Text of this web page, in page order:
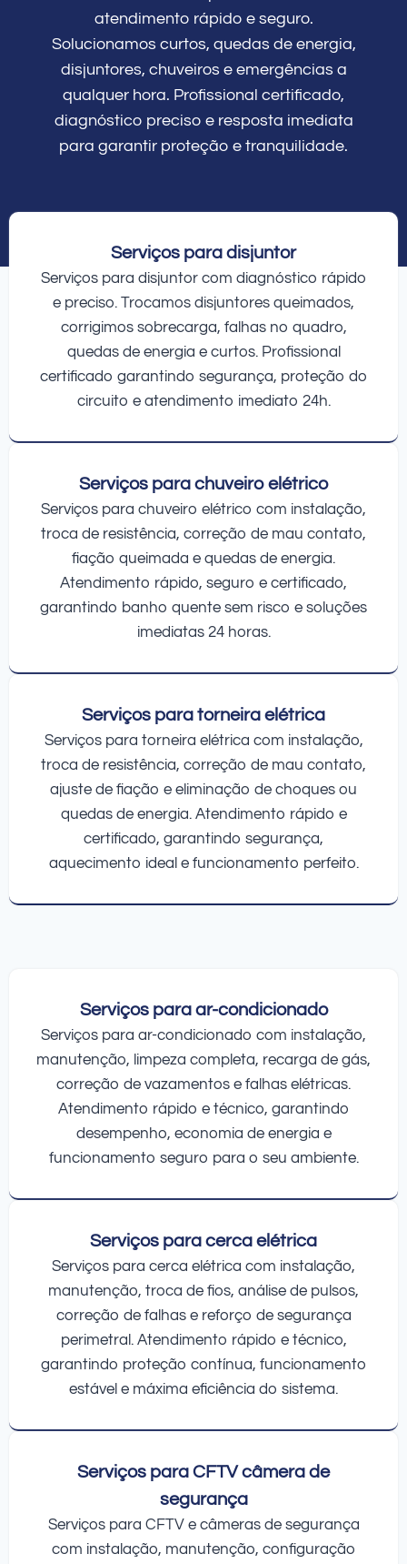
atendimento rápido e seguro.
Solucionamos curtos, quedas de energia,
disjuntores, chuveiros e emergências a
qualquer hora. Profissional certificado,
diagnóstico preciso e resposta imediata
para garantir proteção e tranquilidade.
Serviços para disjuntor
Serviços para disjuntor com diagnóstico rápido
e preciso. Trocamos disjuntores queimados,
corrigimos sobrecarga, falhas no quadro,
quedas de energia e curtos. Profissional
certificado garantindo segurança, proteção do
circuito e atendimento imediato 24h.
Serviços para chuveiro elétrico
Serviços para chuveiro elétrico com instalação,
troca de resistência, correção de mau contato,
fiação queimada e quedas de energia.
Atendimento rápido, seguro e certificado,
garantindo banho quente sem risco e soluções
imediatas 24 horas.
Serviços para torneira elétrica
Serviços para torneira elétrica com instalação,
troca de resistência, correção de mau contato,
ajuste de fiação e eliminação de choques ou
quedas de energia. Atendimento rápido e
certificado, garantindo segurança,
aquecimento ideal e funcionamento perfeito.
Serviços para ar-condicionado
Serviços para ar-condicionado com instalação,
manutenção, limpeza completa, recarga de gás,
correção de vazamentos e falhas elétricas.
Atendimento rápido e técnico, garantindo
desempenho, economia de energia e
funcionamento seguro para o seu ambiente.
Serviços para cerca elétrica
Serviços para cerca elétrica com instalação,
manutenção, troca de fios, análise de pulsos,
correção de falhas e reforço de segurança
perimetral. Atendimento rápido e técnico,
garantindo proteção contínua, funcionamento
estável e máxima eficiência do sistema.
Serviços para CFTV câmera de
segurança
Serviços para CFTV e câmeras de segurança
com instalação, manutenção, configuração